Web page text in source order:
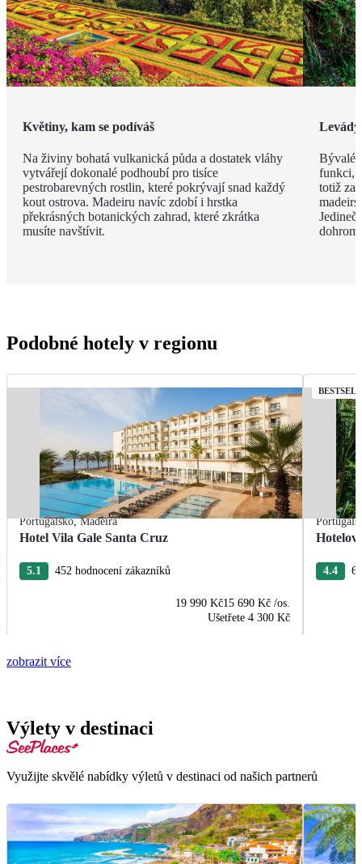
Květiny, kam se podíváš
Na živiny bohatá vulkanická půda a dostatek vláhy
vytvářejí dokonalé podhoubí pro tisíce
pestrobarevných rostlin, které pokrývají snad každý
kout ostrova. Madeiru navíc zdobí i hrstka
překrásných botanických zahrad, které zkrátka
musíte navštívit.
Levády
Bývalé
funkci,
totiž
Podobné hotely v regionu
Portugalsko,Madeira
Hotel Vila Gale Santa Cruz
5.1 452 hodnocení zákazníků
19 990 Kč15 690 Kč /os.
Ušetřete 4 300 Kč
4.4
zobrazit více
Výlety v destinaci
Využijte skvělé nabídky výletů v destinaci od našich partnerů